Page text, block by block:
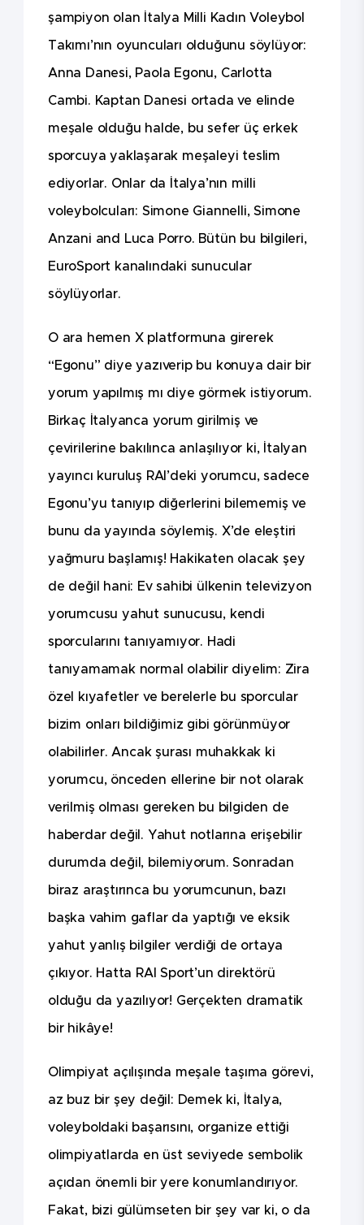
şampiyon olan İtalya Milli Kadın Voleybol
Takımı’nın oyuncuları olduğunu söylüyor:
Anna Danesi, Paola Egonu, Carlotta
Cambi. Kaptan Danesi ortada ve elinde
meşale olduğu halde, bu sefer üç erkek
sporcuya yaklaşarak meşaleyi teslim
ediyorlar. Onlar da İtalya’nın milli
voleybolcuları: Simone Giannelli, Simone
Anzani and Luca Porro. Bütün bu bilgileri,
EuroSport kanalındaki sunucular
söylüyorlar.
O ara hemen X platformuna girerek
“Egonu” diye yazıverip bu konuya dair bir
yorum yapılmış mı diye görmek istiyorum.
Birkaç İtalyanca yorum girilmiş ve
çevirilerine bakılınca anlaşılıyor ki, İtalyan
yayıncı kuruluş RAI’deki yorumcu, sadece
Egonu’yu tanıyıp diğerlerini bilememiş ve
bunu da yayında söylemiş. X’de eleştiri
yağmuru başlamış! Hakikaten olacak şey
de değil hani: Ev sahibi ülkenin televizyon
yorumcusu yahut sunucusu, kendi
sporcularını tanıyamıyor. Hadi
tanıyamamak normal olabilir diyelim: Zira
özel kıyafetler ve berelerle bu sporcular
bizim onları bildiğimiz gibi görünmüyor
olabilirler. Ancak şurası muhakkak ki
yorumcu, önceden ellerine bir not olarak
verilmiş olması gereken bu bilgiden de
haberdar değil. Yahut notlarına erişebilir
durumda değil, bilemiyorum. Sonradan
biraz araştırınca bu yorumcunun, bazı
başka vahim gaflar da yaptığı ve eksik
yahut yanlış bilgiler verdiği de ortaya
çıkıyor. Hatta RAI Sport’un direktörü
olduğu da yazılıyor! Gerçekten dramatik
bir hikâye!
Olimpiyat açılışında meşale taşıma görevi,
az buz bir şey değil: Demek ki, İtalya,
voleyboldaki başarısını, organize ettiği
olimpiyatlarda en üst seviyede sembolik
açıdan önemli bir yere konumlandırıyor.
Fakat, bizi gülümseten bir şey var ki, o da